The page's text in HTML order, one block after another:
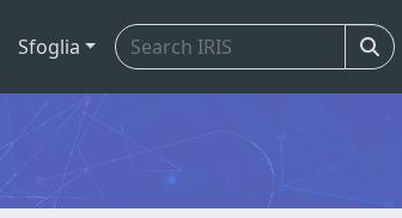
Sfoglia